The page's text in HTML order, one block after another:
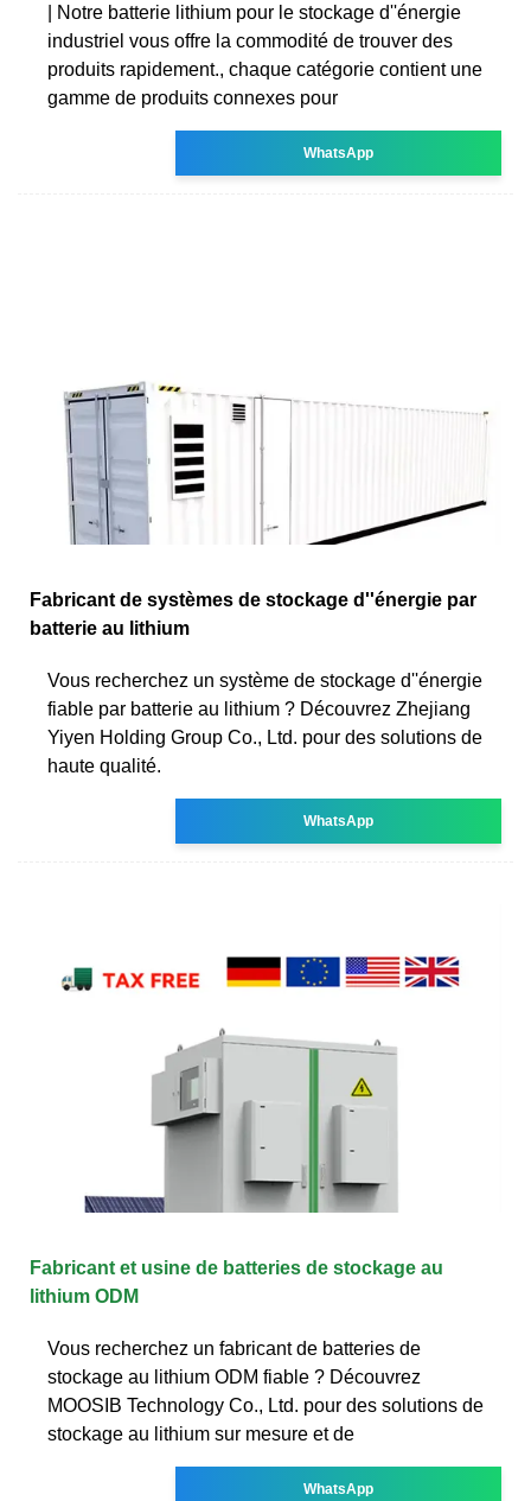
| Notre batterie lithium pour le stockage d''énergie
industriel vous offre la commodité de trouver des
produits rapidement., chaque catégorie contient une
gamme de produits connexes pour
WhatsApp
Fabricant de systèmes de stockage d''énergie par
batterie au lithium
Vous recherchez un système de stockage d''énergie
fiable par batterie au lithium ? Découvrez Zhejiang
Yiyen Holding Group Co., Ltd. pour des solutions de
haute qualité.
WhatsApp
Fabricant et usine de batteries de stockage au
lithium ODM
Vous recherchez un fabricant de batteries de
stockage au lithium ODM fiable ? Découvrez
MOOSIB Technology Co., Ltd. pour des solutions de
stockage au lithium sur mesure et de
WhatsApp